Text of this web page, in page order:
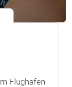
Flughafen